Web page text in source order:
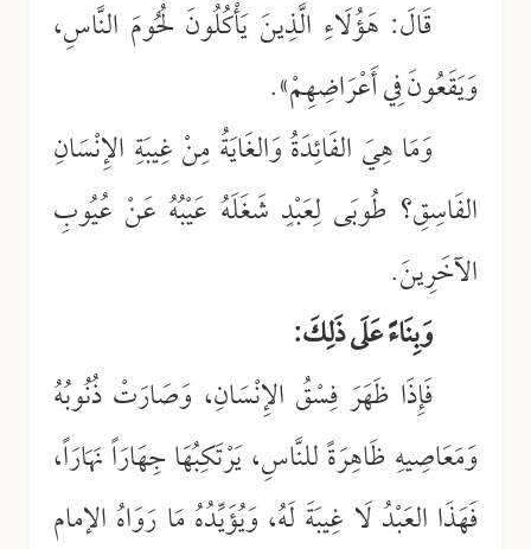
قَالَ: هَؤُلَاءِ الَّذِينَ يَأْكُلُونَ لُحُومَ النَّاسِ،
وَيَقَعُونَ فِي أَعْرَاضِهِمْ».
وَمَا هِيَ الفَائِدَةُ وَالغَايَةُ مِنْ غِيبَةِ الإِنْسَانِ
الفَاسِقِ؟ طُوبَى لِعَبْدٍ شَغَلَهُ عَيْبُهُ عَنْ عُيُوبِ
الآخَرِينَ.
وَبِنَاءً عَلَى ذَلِكَ:
فَإِذَا ظَهَرَ فِسْقُ الإِنْسَانِ، وَصَارَتْ ذُنُوبُهُ
وَمَعَاصِيهِ ظَاهِرَةً للنَّاسِ، يَرْتَكِبُهَا جِهَارَاً نَهَارَاً،
فَهَذَا العَبْدُ لَا غِيبَةَ لَهُ، وَيُؤَيِّدُهُ مَا رَوَاهُ الإمام